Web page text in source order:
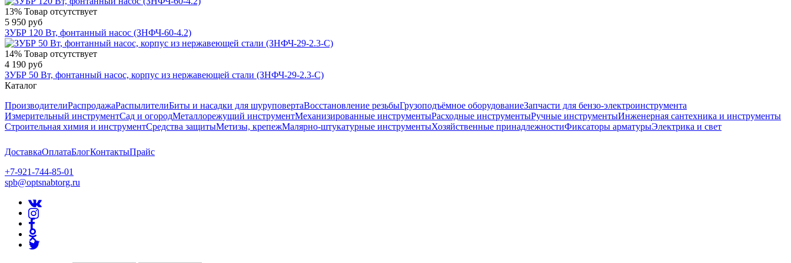
13% Товар отсутствует
5 950 руб
ЗУБР 120 Вт, фонтанный насос (ЗНФЧ-60-4.2)
14% Товар отсутствует
4 190 руб
ЗУБР 50 Вт, фонтанный насос, корпус из нержавеющей стали (ЗНФЧ-29-2.3-С)
Каталог
ПроизводителиРаспродажаРаспылителиБиты и насадки для шуруповертаВосстановление резьбыГрузоподъёмное оборудованиеЗапчасти для бензо-электроинструмента
Измерительный инструментСад и огородМеталлорежущий инструментМеханизированные инструментыРасходные инструментыРучные инструментыИнженерная сантехника и инструменты
Строительная химия и инструментСредства защитыМетизы, крепежМалярно-штукатурные инструментыХозяйственные принадлежностиФиксаторы арматурыЭлектрика и свет
ДоставкаОплатаБлогКонтактыПрайс
+7-921-744-85-01
spb@optsnabtorg.ru